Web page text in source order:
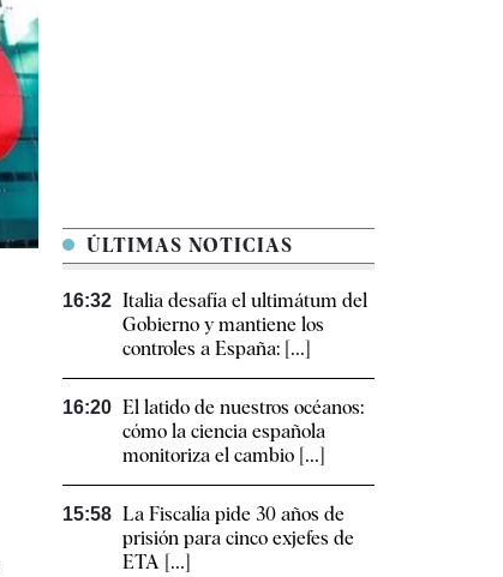
ÚLTIMAS NOTICIAS
16:32 Italia desafía el ultimátum del
Gobierno y mantiene los
controles a España: [...]
16:20 El latido de nuestros océanos:
cómo la ciencia española
monitoriza el cambio [...]
15:58 La Fiscalía pide 30 años de
prisión para cinco exjefes de
ETA [...]